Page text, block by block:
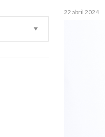
Posted
22 abril 2024